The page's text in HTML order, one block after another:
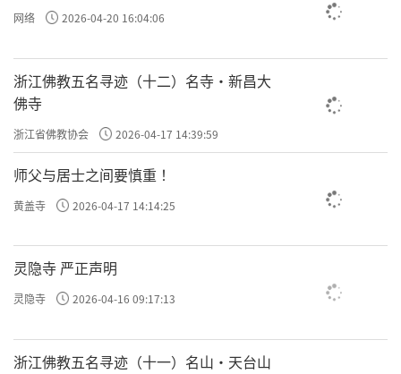
网络 2026-04-20 16:04:06
浙江佛教五名寻迹（十二）名寺·新昌大
佛寺
浙江省佛教协会 2026-04-17 14:39:59
师父与居士之间要慎重 ！
黄盖寺 2026-04-17 14:14:25
灵隐寺 严正声明
灵隐寺 2026-04-16 09:17:13
浙江佛教五名寻迹（十一）名山·天台山